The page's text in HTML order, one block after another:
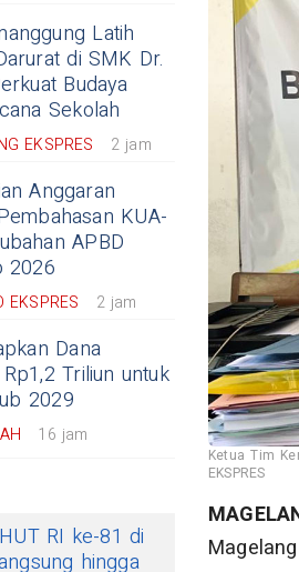
Latih
di SMK Dr.
Budaya
Sekolah
EKSPRES 2 jam
Anggaran
KUA-
APBD
2026
EKSPRES 2 jam
Dana
Triliun untuk
2029
16 jam
RI ke-81 di
hingga
Ketua Tim
EKSPRES